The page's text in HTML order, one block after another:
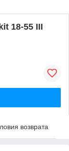
18-55 III
возврата